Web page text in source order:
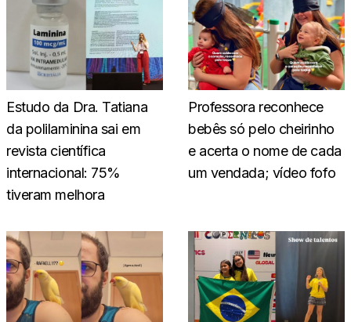
Estudo da Dra. Tatiana
da polilaminina sai em
revista científica
internacional: 75%
tiveram melhora
Professora reconhece
bebês só pelo cheirinho
e acerta o nome de cada
um vendada; vídeo fofo